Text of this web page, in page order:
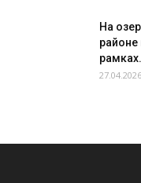
На
районе
27.04.2026